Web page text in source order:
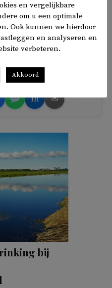
op de mogelijke
politiek wenst Mina Morkoç
toe.
in ✉
bij
en vergelijkbare
om u een optimale
Ook kunnen we hierdoor
en analyseren en
verbeteren.
Akkoord